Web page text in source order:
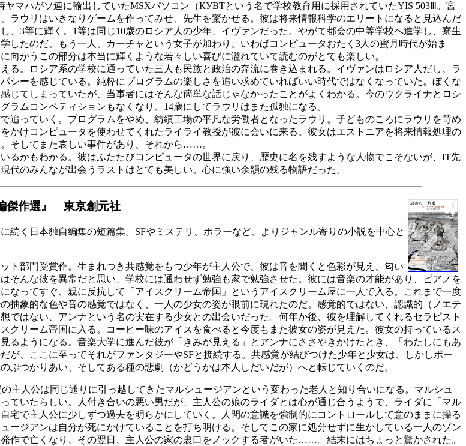
マハがソ連に輸出していたMSXパソコン（КУВТという名で学校教育用に採用されていたYIS 503Ⅲ。宮
ラウリはいきなりゲームを作ってみせ、先生を驚かせる。彼は将来情報科学のエリートになると見込んだ
3等に輝く。1等は同じ10歳のロシア人の少年、イヴァンだった。やがて都会の中等学校へ進学し、寮生
たのだ。もう一人、カーチャという女子が加わり、いわばコンピュータおたく3人の蜜月時代が始ま
かうこの部分は本当に輝くような若々しい喜びに溢れていて読むのがとても楽しい。
。ロシア系の学校に通っていた三人も民族と政治の奔流に巻き込まれる。イヴァンはロシア人だし、ラ
シーを感じている。純粋にプログラムの楽しさを追い求めていればいい時代ではなくなっていた。ぼくな
じてしまっていたが、当事者にはそんな簡単な話じゃなかったことがよくわかる。今のウクライナとロシ
ムコンペティションもなくなり、14歳にしてラウリはまた孤独になる。
っていく。プログラムをやめ、紡績工場の平凡な労働者となったラウリ。子どものころにラウリを苛め
かけコンピュータを使わせてくれたライライ教授が彼に会いに来る。彼女はエストニアを将来情報処理の
そしてまた哀しい事件があり、それから……。
かもわかる。彼はふたたびコンピュータの世界に戻り、歴史に名を残すような人物でこそないが、IT先
のみんなが出会うラストはとても美しい。心に強い余韻の残る物語だった。
傑作選』 東京創元社
く日本独自編集の短篇集。SFやミステリ、ホラーなど、よりジャンル寄りの小説を中心と
ト部門受賞作。生まれつき共感覚をもつ少年が主人公で、彼は音を聞くと色彩が見え、匂い
そんな彼を異常だと思い、学校には通わせず勉強も家で勉強させた。彼には音楽の才能があり、ピアノを
なってすぐ、親に反抗して「アイスクリーム帝国」というアイスクリーム屋に一人で入る。これまで一度
抽象的な色や音の感覚ではなく、一人の少女の姿が眼前に現れたのだ。感覚的ではない、認識的（ノエテ
ではない、アンナという名の実在する少女との出会いだった。何年か後、彼を理解してくれるセラピスト
リーム帝国に入る。コーヒー味のアイスを食べると今度もまた彼女の姿が見えた。彼女の持っているス
ようになる。音楽大学に進んだ彼が「きみが見える」とアンナにささやきかけたとき、「わたしにもあ
、ここに至ってそれがファンタジーやSFと接続する。共感覚が結びつけた少年と少女は、しかしボー
つかりあい、そしてある種の悲劇（かどうかは本人しだいだが）へと転じていくのだ。
主人公は同じ通りに引っ越してきたマルシュージアンという変わった老人と知り合いになる。マルシュ
ていたらしい。人付き合いの悪い男だが、主人公の娘のライダとは心が通じ合うようで、ライダに「マル
宅で主人公に少しずつ過去を明らかにしていく。人間の意識を強制的にコントロールして意のままに操る
ージアンは自分が死にかけていることを打ち明ける。そしてこの家に処分せずに生かしている一人のゾン
作で亡くなり、その翌日、主人公の家の裏口をノックする者がいた……。結末にはちょっと驚かされた。